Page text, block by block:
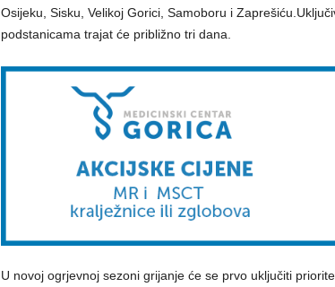
Osijeku, Sisku, Velikoj Gorici, Samoboru i
podstanicama trajat će približno tri dana.
U novoj ogrjevnoj sezoni grijanje će se prvo uključiti